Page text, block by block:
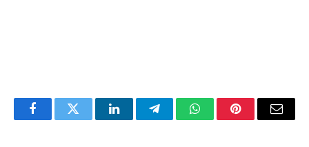
FacebookTwitter LinkedInTelegramWhatsAppPinterestEmail